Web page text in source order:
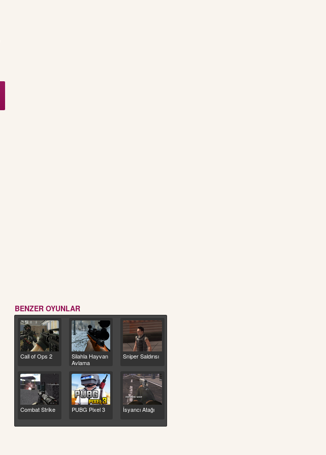
BENZER OYUNLAR
Call of Ops 2
Silahla Hayvan
Avlama
Sniper Saldırısı
Combat Strike PUBG Pixel 3 İsyancı Atağı